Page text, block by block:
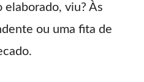
elaborado, viu? Às
ou uma fita de